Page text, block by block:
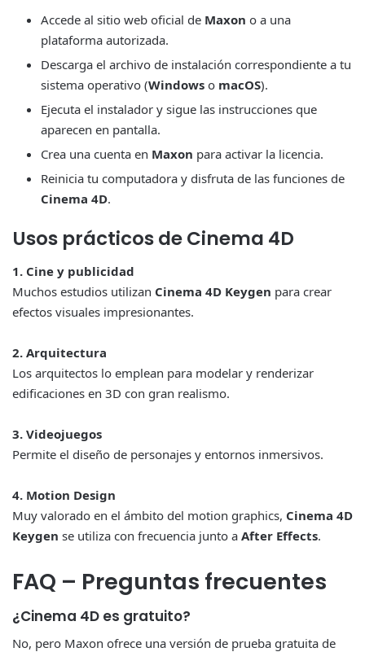
Accede al sitio web oficial de Maxon o a una
plataforma autorizada.
Descarga el archivo de instalación correspondiente a tu
sistema operativo (Windows o macOS).
Ejecuta el instalador y sigue las instrucciones que
aparecen en pantalla.
Crea una cuenta en Maxon para activar la licencia.
Reinicia tu computadora y disfruta de las funciones de
Cinema 4D.
Usos prácticos de Cinema 4D
1. Cine y publicidad
Muchos estudios utilizan Cinema 4D Keygen para crear
efectos visuales impresionantes.
2. Arquitectura
Los arquitectos lo emplean para modelar y renderizar
edificaciones en 3D con gran realismo.
3. Videojuegos
Permite el diseño de personajes y entornos inmersivos.
4. Motion Design
Muy valorado en el ámbito del motion graphics, Cinema 4D
Keygen se utiliza con frecuencia junto a After Effects.
FAQ – Preguntas frecuentes
¿Cinema 4D es gratuito?
No, pero Maxon ofrece una versión de prueba gratuita de